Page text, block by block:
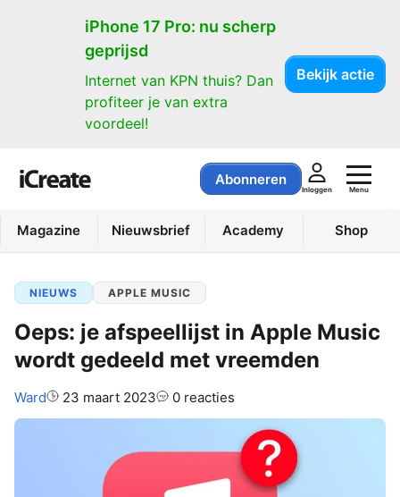
iPhone 17 Pro: nu scherp
geprijsd
Internet van KPN thuis? Dan
profiteer je van extra
voordeel!
Bekijk actie
Abonneren
Inloggen Menu
Magazine Nieuwsbrief Academy Shop
NIEUWS APPLE MUSIC
Oeps: je afspeellijst in Apple Music
wordt gedeeld met vreemden
Auteur:
Ward 23 maart 2023 0 reacties